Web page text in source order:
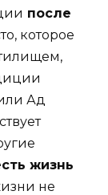
после
которое
Ад
жизнь
не